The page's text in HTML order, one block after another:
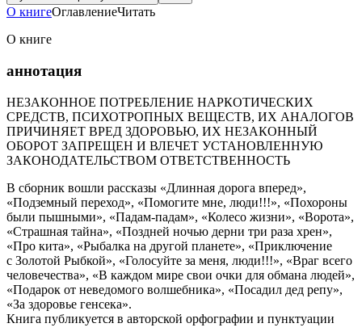
О книгеОглавлениеЧитать
О книге
аннотация
НЕЗАКОННОЕ ПОТРЕБЛЕНИЕ НАРКОТИЧЕСКИХ
СРЕДСТВ, ПСИХОТРОПНЫХ ВЕЩЕСТВ, ИХ АНАЛОГОВ
ПРИЧИНЯЕТ ВРЕД ЗДОРОВЬЮ, ИХ НЕЗАКОННЫЙ
ОБОРОТ ЗАПРЕЩЕН И ВЛЕЧЕТ УСТАНОВЛЕННУЮ
ЗАКОНОДАТЕЛЬСТВОМ ОТВЕТСТВЕННОСТЬ
В сборник вошли рассказы «Длинная дорога вперед»,
«Подземный переход», «Помогите мне, люди!!!», «Похороны
были пышными», «Падам-падам», «Колесо жизни», «Ворота»,
«Страшная тайна», «Поздней ночью дерни три раза хрен»,
«Про кита», «Рыбалка на другой планете», «Приключение
с Золотой Рыбкой», «Голосуйте за меня, люди!!!», «Враг всего
человечества», «В каждом мире свои очки для обмана людей»,
«Подарок от неведомого волшебника», «Посадил дед репу»,
«За здоровье генсека».
Книга публикуется в авторской орфографии и пунктуации